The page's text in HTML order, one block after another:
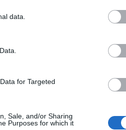
data.
for Targeted
Sale, and/or Sharing
Purposes for which it
technikaiüzemeltetője
Részletek a
(